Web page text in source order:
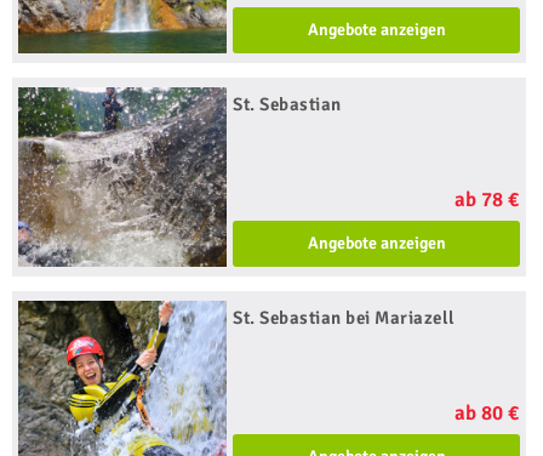
Angebote anzeigen
St. Sebastian
ab 78 €
Angebote anzeigen
St. Sebastian bei Mariazell
ab 80 €